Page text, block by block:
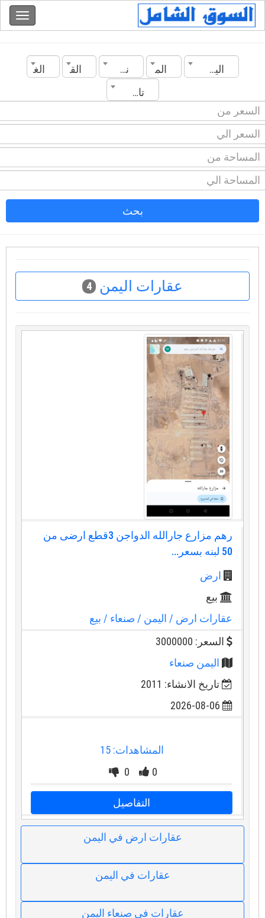
اليمن المدينة نوع العقار القسم
الغرف
تاريخ الانشاء
بحث
عقارات اليمن 4
رهم مزارع جارالله الدواجن 3قطع ارضى من
50 لبنه بسعر...
ارض
بيع
عقارات ارض / اليمن/ صنعاء/ بيع
السعر: 3000000
اليمن صنعاء
تاريخ الانشاء: 2011
2026-08-06
المشاهدات: 15
0
0
التفاصيل
عقارات ارض في اليمن
عقارات في اليمن
عقارات في صنعاء اليمن